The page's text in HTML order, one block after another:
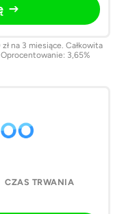
na 3 miesiące. Całkowita
Oprocentowanie: 3,65%